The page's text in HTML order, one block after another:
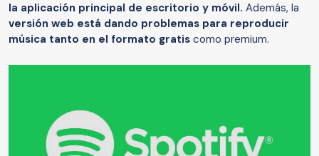
la aplicación principal de escritorio y móvil. Además, la
versión web está dando problemas para reproducir
música tanto en el formato gratis como premium.